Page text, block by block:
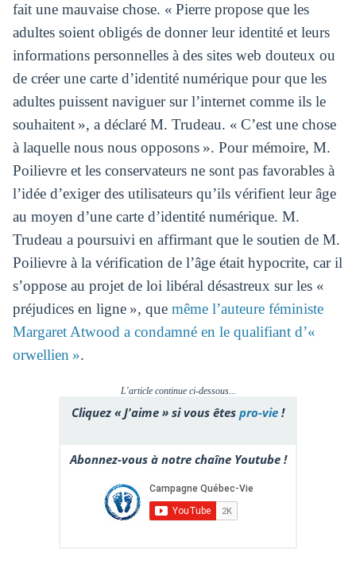
fait une mauvaise chose. « Pierre propose que les
adultes soient obligés de donner leur identité et leurs
informations personnelles à des sites web douteux ou
de créer une carte d’identité numérique pour que les
adultes puissent naviguer sur l’internet comme ils le
souhaitent », a déclaré M. Trudeau. « C’est une chose
à laquelle nous nous opposons ». Pour mémoire, M.
Poilievre et les conservateurs ne sont pas favorables à
l’idée d’exiger des utilisateurs qu’ils vérifient leur âge
au moyen d’une carte d’identité numérique. M.
Trudeau a poursuivi en affirmant que le soutien de M.
Poilievre à la vérification de l’âge était hypocrite, car il
s’oppose au projet de loi libéral désastreux sur les «
préjudices en ligne », que même l’auteure féministe
Margaret Atwood a condamné en le qualifiant d’«
orwellien ».
L'article continue ci-dessous...
Cliquez « J'aime » si vous êtes pro-vie !
Abonnez-vous à notre chaîne Youtube !